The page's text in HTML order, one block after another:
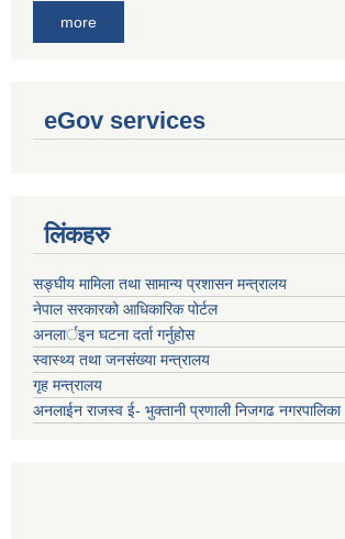
more
eGov services
लिंकहरु
सङ्‍घीय मामिला तथा सामान्य प्रशासन मन्त्रालय
नेपाल सरकारको आधिकारिक पोर्टल
अनलार्इन घटना दर्ता गर्नुहोस
स्वास्थ्य तथा जनसंख्या मन्त्रालय
गृह मन्त्रालय
अनलाईन राजस्व ई- भुक्तानी प्रणाली निजगढ नगरपालिका